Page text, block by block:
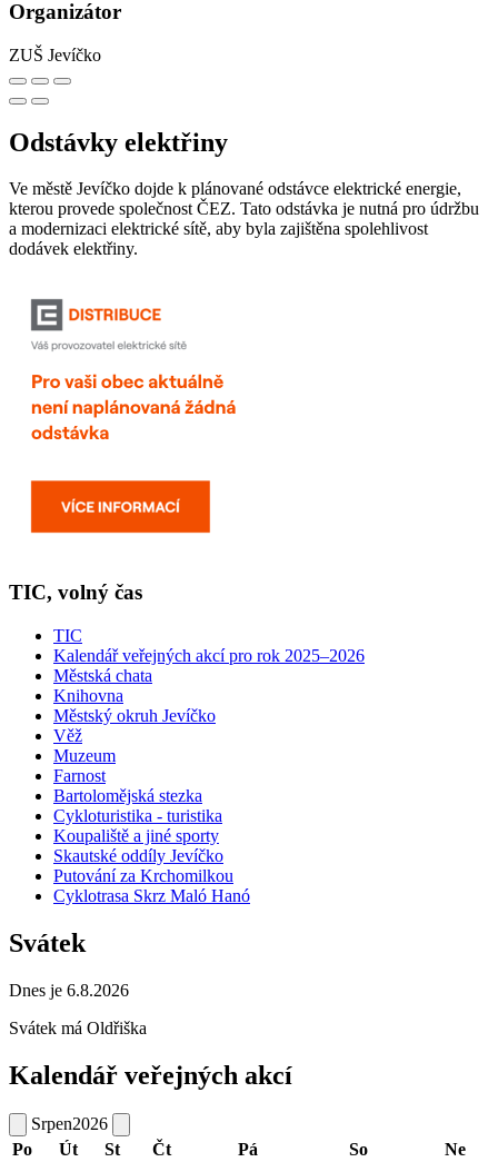
Organizátor
ZUŠ Jevíčko
Odstávky elektřiny
Ve městě Jevíčko dojde k plánované odstávce elektrické energie,
kterou provede společnost ČEZ. Tato odstávka je nutná pro údržbu
a modernizaci elektrické sítě, aby byla zajištěna spolehlivost
dodávek elektřiny.
TIC, volný čas
TIC
Kalendář veřejných akcí pro rok 2025–2026
Městská chata
Knihovna
Městský okruh Jevíčko
Věž
Muzeum
Farnost
Bartolomějská stezka
Cykloturistika - turistika
Koupaliště a jiné sporty
Skautské oddíly Jevíčko
Putování za Krchomilkou
Cyklotrasa Skrz Maló Hanó
Svátek
Dnes je 6.8.2026
Svátek má Oldřiška
Kalendář veřejných akcí
Srpen2026
Po
Út St Čt Pá So Ne